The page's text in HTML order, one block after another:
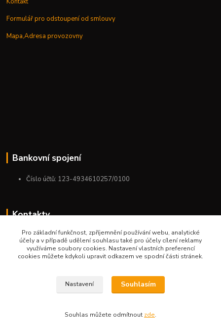
Formulář pro odstoupení od smlouvy
Mapa,Adresa provozovny
Bankovní spojení
Číslo účtů: 123-4934610257/0100
Kontakty
+420 775 954 963
9:00-12:00-13:00-16:00
Pro základní funkčnost, zpříjemnění používání webu, analytické
účely a v případě udělení souhlasu také pro účely cílení reklamy
využíváme soubory cookies. Nastavení vlastních preferencí
cookies můžete kdykoli upravit odkazem ve spodní části stránek.
Nastavení Souhlasím
Souhlas můžete odmítnout zde.